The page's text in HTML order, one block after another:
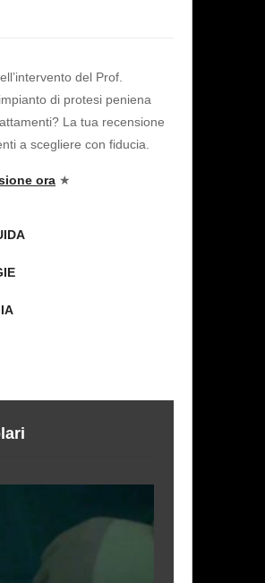
del Prof.
di protesi peniena
La tua recensione
a scegliere con fiducia.
ora ★